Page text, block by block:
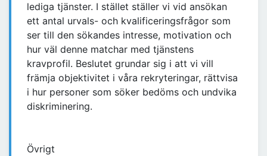
lediga tjänster. I stället ställer vi vid ansökan
ett antal urvals- och kvalificeringsfrågor som
ser till den sökandes intresse, motivation och
hur väl denne matchar med tjänstens
kravprofil. Beslutet grundar sig i att vi vill
främja objektivitet i våra rekryteringar, rättvisa
i hur personer som söker bedöms och undvika
diskriminering.
Övrigt